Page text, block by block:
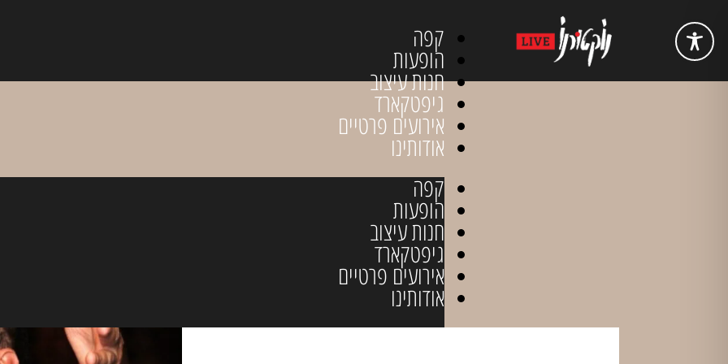
קפה
הופעות
חנות עיצוב
גיפטקארד
אירועים פרטיים
אודותינו
קפה
הופעות
חנות עיצוב
גיפטקארד
אירועים פרטיים
אודותינו